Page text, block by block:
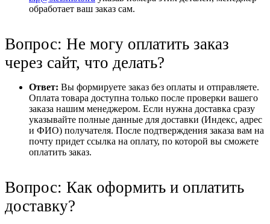
обработает ваш заказ сам.
Вопрос: Не могу оплатить заказ
через сайт, что делать?
Ответ: Вы формируете заказ без оплаты и отправляете.
Оплата товара доступна только после проверки вашего
заказа нашим менеджером. Если нужна доставка сразу
указывайте полные данные для доставки (Индекс, адрес
и ФИО) получателя. После подтверждения заказа вам на
почту придет ссылка на оплату, по которой вы сможете
оплатить заказ.
Вопрос: Как оформить и оплатить
доставку?